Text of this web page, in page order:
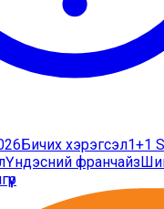
Бичих хэрэгсэл1+1
Үндэсний франчайз